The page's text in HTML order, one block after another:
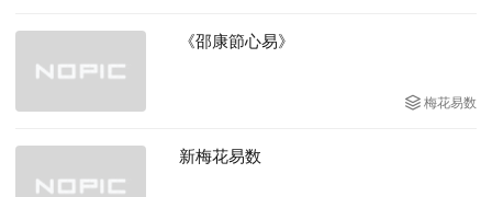
《邵康節心易》
梅花易数
新梅花易数